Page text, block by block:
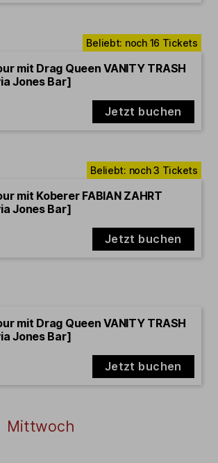
mit Drag Queen VANITY TRASH
Jones Bar]
Jetzt buchen
mit Koberer FABIAN ZAHRT
Jones Bar]
Jetzt buchen
mit Drag Queen VANITY TRASH
Jones Bar]
Jetzt buchen
Mittwoch